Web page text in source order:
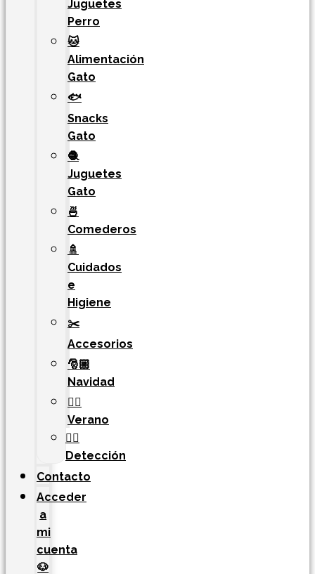
Juguetes
Perro
🐱
Alimentación
Gato
🐟
Snacks
Gato
🧶
Juguetes
Gato
🍜
Comederos
🚿
Cuidados
e
Higiene
✂️
Accesorios
🎅🏼
Navidad
🏄‍♀️
Verano
🐕‍🦺
Detección
Contacto
Acceder
a
mi
cuenta
🐶